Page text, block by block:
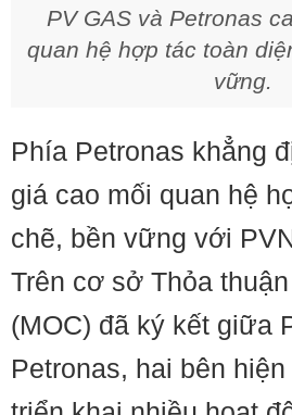
PV GAS và Petronas
quan hệ hợp tác toàn
vững.
Phía Petronas khẳng
giá cao mối quan hệ
chẽ, bền vững với
Trên cơ sở Thỏa
(MOC) đã ký kết giữa
Petronas, hai bên